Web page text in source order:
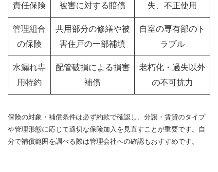
責任保険
被害に対する賠償
失、不正使用
管理組合
の保険
共用部分の修繕や被
害住戸の一部補填
自室の専有部のト
ラブル
水漏れ専
用特約
配管破損による損害
補償
老朽化・過失以外
の不可抗力
保険の対象・補償条件は必ず約款で確認し、分譲・賃貸のタイプ
や管理形態に応じて適切な保険加入を見直すことが重要です。自
分で補償範囲を調べる際は管理会社への確認もおすすめです。